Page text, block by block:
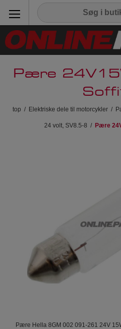
Pære
top / Elektriske dele til motorcykler /
24 volt, SV8.5-8 / Pære
Pære Hella 8GM 002 091-261 24V